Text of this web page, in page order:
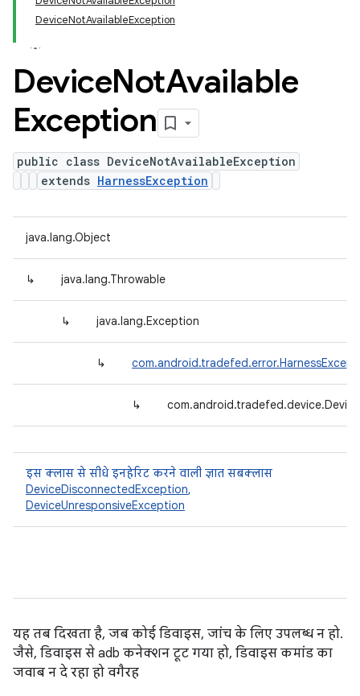
DeviceNotAvailableException
DeviceNotAvailable
Exception
public class DeviceNotAvailableException
extends HarnessException
java.lang.Object
↳ java.lang.Throwable
↳ java.lang.Exception
↳
↳
इस क्लास से सीधे इनहेरिट करने वाली ज्ञात सबक्लास
DeviceDisconnectedException,
DeviceUnresponsiveException
यह तब दिखता है, जब कोई डिवाइस, जांच के लिए उपलब्ध न हो.
जैसे, डिवाइस से adb कनेक्शन टूट गया हो, डिवाइस कमांड का
जवाब न दे रहा हो वगैरह